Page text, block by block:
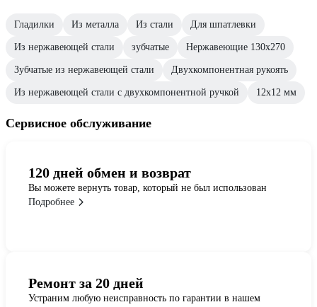
Гладилки Из металла Из стали Для шпатлевки
Из нержавеющей стали зубчатые Нержавеющие 130х270
Зубчатые из нержавеющей стали Двухкомпонентная рукоять
Из нержавеющей стали с двухкомпонентной ручкой 12х12 мм
Сервисное обслуживание
120 дней обмен и возврат
Вы можете вернуть товар, который не был использован
Подробнее
Ремонт за 20 дней
Устраним любую неисправность по гарантии в нашем